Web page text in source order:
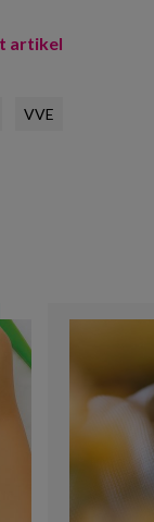
artikel
VVE